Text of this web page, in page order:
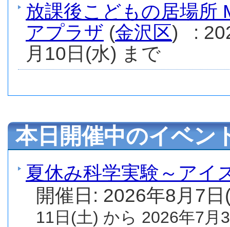
放課後こどもの居場所
アプラザ (金沢区) :
月10日(水) まで
本日開催中のイベン
夏休み科学実験～アイ
開催日: 2026年8月7
11日(土) から 2026年7月